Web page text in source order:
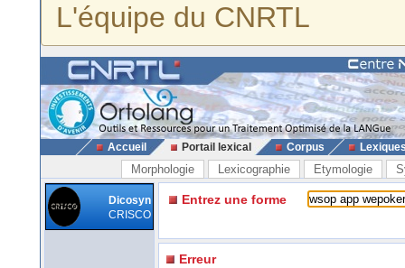
L'équipe du CNRTL
Accueil Portail lexical Corpus
Morphologie Lexicographie Etymologie
Dicosyn
CRISCO
Entrez une forme
Erreur